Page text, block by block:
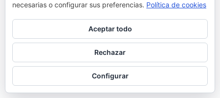
necesarias o configurar sus preferencias. Política de cookies
Aceptar todo
Rechazar
Configurar